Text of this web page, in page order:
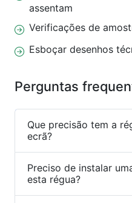
assentam
Verificações de
Esboçar desenhos
Perguntas
Que precisão tem a
ecrã?
Preciso de instalar
esta régua?